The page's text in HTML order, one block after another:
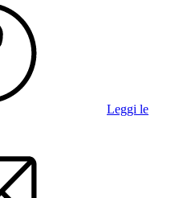
Leggi le